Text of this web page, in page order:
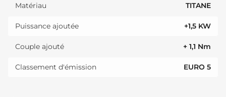
Matériau TITANE
Puissance ajoutée +1,5 KW
Couple ajouté + 1,1 Nm
Classement d'émission EURO 5